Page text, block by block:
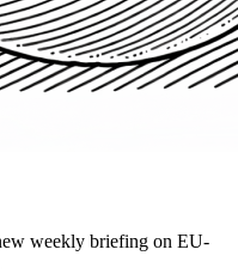
weekly briefing on EU-